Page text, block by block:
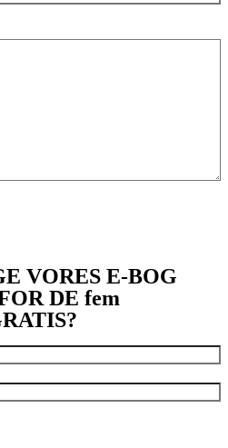
VORES E-BOG
DE fem